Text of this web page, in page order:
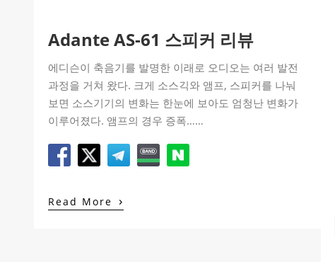
Adante AS-61 스피커 리뷰
에디슨이 축음기를 발명한 이래로 오디오는 여러 발전
과정을 거쳐 왔다. 크게 소스긱와 앰프, 스피커를 나눠
보면 소스기기의 변화는 한눈에 보아도 엄청난 변화가
이루어졌다. 앰프의 경우 증폭……
Read More ›